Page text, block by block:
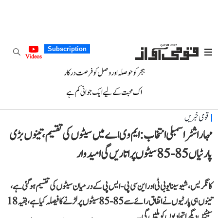
Subscription
Videos
ہجر کو حوصلہ اور وصل کو فرصت درکار
اک محبت کے لیے ایک جوانی کم ہے
قومی خبریں
مہاراشٹر اسمبلی انتخاب: ایم وی اے میں سیٹوں کی تقسیم، تینوں بڑی
پارٹیاں 85-85 سیٹوں پر اتاریں گی امیدوار
کانگریس، شیوسینا یو بی ٹی اور این سی پی-ایس پی کے درمیان سیٹوں کی تقسیم ہو گئی ہے،
تینوں ہی پارٹیوں نے اتفاق رائے سے 85-85 سیٹوں پر لڑنے کا فیصلہ کیا ہے، بقیہ 18